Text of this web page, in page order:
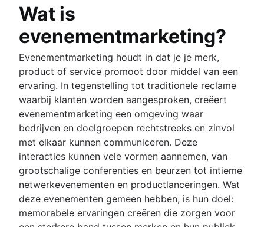
Missieverklaring
Planningsframeworks
Kaders
SWOT-analyse
PESTLE-analyse
Visiebord
Root cause analysis
PDCA-cyclus
Eisenhower-matrix
BCG-matrix
Projectgovernance
Projectinschatting
Projectinschatting
Tijdlijn
Mijlpaaldiagram
Critical Path-methode
De invloed van vertragingstijd op
projectbeheer
Wat is een geïntegreerde masterplanning?
Projectbudget
Beheer van resources
Overzicht
Overzicht
Capaciteitsplanning
Structuur voor de verdeling van resources
Planning van middelen
Volgen
Inkoopplanning voor project
Resourcebeheer voor ondernemingen
Projectkostenbeheer
Uitvoering van een project
Overzicht
Ga efficiënter en sneller te werk met
Projecttracering
Scope-creep
RACI-model
Besluitvormingsproces
Meerdere projecten beheren
Visueel projectmanagement
Visueel projectmanagement
Online whiteboard
Projectontwerp
Ontwerpsprints
Empathiekaarten
Whiteboardstrategie
Mindmapping
Resourceplanning
Iteratief proces
Processen in kaart brengen
Stroomdiagram van processen
Procesdocumentatie
Schakelen tussen context
Swimlane-diagram
Automatiseringen
Workflows in Confluence een boost geven
automatiseringen
Automatisering van bedrijfsprocessen
Procesautomatisering
Tijdmanagement
Tijdmanagement
Tools voor tijdbeheer
PERT-diagram
Risicomanagement
Risicobeheer van projecten
Projecten monitoren
Wat is
evenementmarketing?
Evenementmarketing houdt in dat je je merk,
product of service promoot door middel van een
ervaring. In tegenstelling tot traditionele reclame
waarbij klanten worden aangesproken, creëert
evenementmarketing een omgeving waar
bedrijven en doelgroepen rechtstreeks en zinvol
met elkaar kunnen communiceren. Deze
interacties kunnen vele vormen aannemen, van
grootschalige conferenties en beurzen tot intieme
netwerkevenementen en productlanceringen. Wat
deze evenementen gemeen hebben, is hun doel:
memorabele ervaringen creëren die zorgen voor